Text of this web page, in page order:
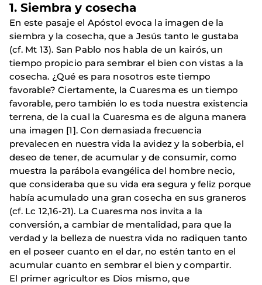
1. Siembra y cosecha
En este pasaje el Apóstol evoca la imagen de la
siembra y la cosecha, que a Jesús tanto le gustaba
(cf. Mt 13). San Pablo nos habla de un kairós, un
tiempo propicio para sembrar el bien con vistas a la
cosecha. ¿Qué es para nosotros este tiempo
favorable? Ciertamente, la Cuaresma es un tiempo
favorable, pero también lo es toda nuestra existencia
terrena, de la cual la Cuaresma es de alguna manera
una imagen [1]. Con demasiada frecuencia
prevalecen en nuestra vida la avidez y la soberbia, el
deseo de tener, de acumular y de consumir, como
muestra la parábola evangélica del hombre necio,
que consideraba que su vida era segura y feliz porque
había acumulado una gran cosecha en sus graneros
(cf. Lc 12,16-21). La Cuaresma nos invita a la
conversión, a cambiar de mentalidad, para que la
verdad y la belleza de nuestra vida no radiquen tanto
en el poseer cuanto en el dar, no estén tanto en el
acumular cuanto en sembrar el bien y compartir.
El primer agricultor es Dios mismo, que